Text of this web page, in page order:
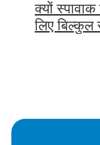
क्यों
लिए बिल्कुल